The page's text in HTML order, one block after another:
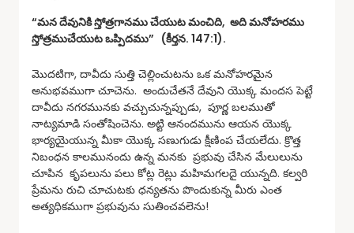
“మన దేవునికి స్తోత్రగానము చేయుట మంచిది, అది మనోహరము
స్తోత్రముచేయుట ఒప్పిదము” (కీర్తన. 147:1).
మొదటిగా, దావీదు సుత్తి చెల్లించుటను ఒక మనోహరమైన
అనుభవముగా చూచెను. అందుచేతనే దేవుని యొక్క మందస పెట్టే
దావీదు నగరమునకు వచ్చుచున్నప్పుడు, పూర్ణ బలముతో
నాట్యమాడి సంతోషించెను. అట్టి ఆనందమును ఆయన యొక్క
భార్యయైయున్న మీకా యొక్క సణుగుడు క్షీణింప చేయలేదు. క్రొత్త
నిబంధన కాలమునందు ఉన్న మనకు ప్రభువు చేసిన మేలులును
చూపిన కృపలును పలు కోట్ల రెట్లు మహిమగలదై యున్నది. కల్వరి
ప్రేమను రుచి చూచుటకు ధన్యతను పొందుకున్న మీరు ఎంత
అత్యధికముగా ప్రభువును సుతించవలెను!